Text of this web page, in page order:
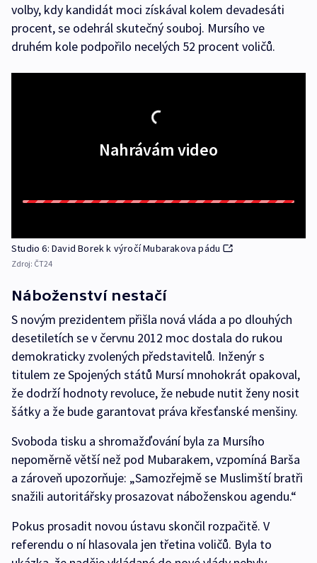
volby, kdy kandidát moci získával kolem devadesáti
procent, se odehrál skutečný souboj. Mursího ve
druhém kole podpořilo necelých 52 procent voličů.
Nahrávám video
Studio 6: David Borek k výročí Mubarakova pádu
Zdroj: ČT24
Náboženství nestačí
S novým prezidentem přišla nová vláda a po dlouhých
desetiletích se v červnu 2012 moc dostala do rukou
demokraticky zvolených představitelů. Inženýr s
titulem ze Spojených států Mursí mnohokrát opakoval,
že dodrží hodnoty revoluce, že nebude nutit ženy nosit
šátky a že bude garantovat práva křesťanské menšiny.
Svoboda tisku a shromažďování byla za Mursího
nepoměrně větší než pod Mubarakem, vzpomíná Barša
a zároveň upozorňuje: „Samozřejmě se Muslimští bratři
snažili autoritářsky prosazovat náboženskou agendu.“
Pokus prosadit novou ústavu skončil rozpačitě. V
referendu o ní hlasovala jen třetina voličů. Byla to